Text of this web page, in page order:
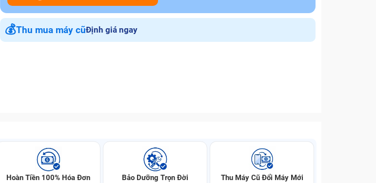
Bảo Hành One
💰Thu mua máy cũĐịnh giá ngay
Hoàn Tiền 100% Hóa Đơn Bảo Dưỡng Trọn Đời Thu Máy Cũ Đổi Máy Mới